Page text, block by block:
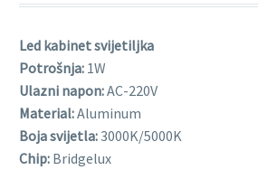
Led kabinet svijetiljka
Potrošnja: 1W
Ulazni napon:AC-220V
Material:Aluminum
Boja svijetla:3000K/5000K
Chip: Bridgelux